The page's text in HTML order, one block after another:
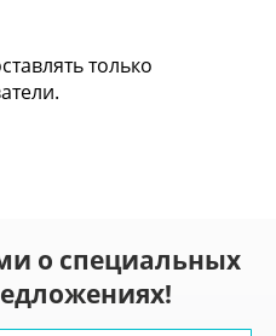
только
о специальных